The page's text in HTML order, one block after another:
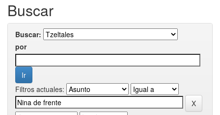
Buscar
Buscar:
por
Filtros actuales: